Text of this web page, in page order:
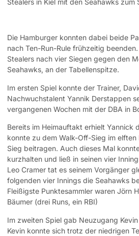
Die Hamburger konnten dabei beide
nach Ten-Run-Rule frühzeitig beenden.
Stealers nach vier Siegen gegen den
Seahawks, an der Tabellenspitze.
Im ersten Spiel konnte der Trainer,
Nachwuchstalent Yannik Derstappen
vergangenen Wochen mit der DBA in
Bereits im Heimauftakt erhielt Yannick
konnte zu dem Walk-Off-Sieg im elften
Sieg beitragen. Auch dieses Mal
kurzhalten und ließ in seinen vier
Leo Cramer tat es seinem Vorgänger
folgenden vier Innings die Seahawks
Fleißigste Punktesammler waren Jörn
Bäumer (drei Runs, ein RBI)
Im zweiten Spiel gab Neuzugang Kevin
Kevin konnte sich trotz der niedrigen